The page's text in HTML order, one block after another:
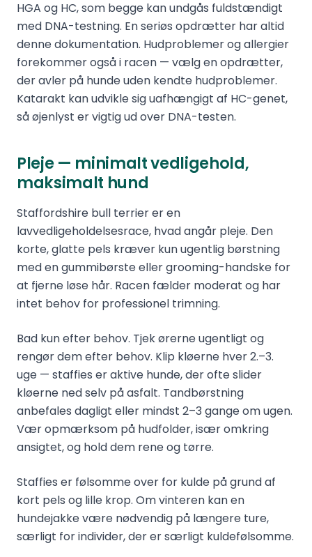
HGA og HC, som begge kan undgås fuldstændigt
med DNA-testning. En seriøs opdrætter har altid
denne dokumentation. Hudproblemer og allergier
forekommer også i racen — vælg en opdrætter,
der avler på hunde uden kendte hudproblemer.
Katarakt kan udvikle sig uafhængigt af HC-genet,
så øjenlyst er vigtig ud over DNA-testen.
Pleje — minimalt vedligehold,
maksimalt hund
Staffordshire bull terrier er en
lavvedligeholdelsesrace, hvad angår pleje. Den
korte, glatte pels kræver kun ugentlig børstning
med en gummibørste eller grooming-handske for
at fjerne løse hår. Racen fælder moderat og har
intet behov for professionel trimning.
Bad kun efter behov. Tjek ørerne ugentligt og
rengør dem efter behov. Klip kløerne hver 2.–3.
uge — staffies er aktive hunde, der ofte slider
kløerne ned selv på asfalt. Tandbørstning
anbefales dagligt eller mindst 2–3 gange om ugen.
Vær opmærksom på hudfolder, især omkring
ansigtet, og hold dem rene og tørre.
Staffies er følsomme over for kulde på grund af
kort pels og lille krop. Om vinteren kan en
hundejakke være nødvendig på længere ture,
særligt for individer, der er særligt kuldefølsomme.